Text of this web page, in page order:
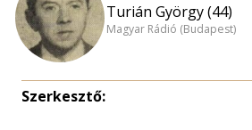
Turián György (44)
Magyar Rádió (Budapest)
Szerkesztő: